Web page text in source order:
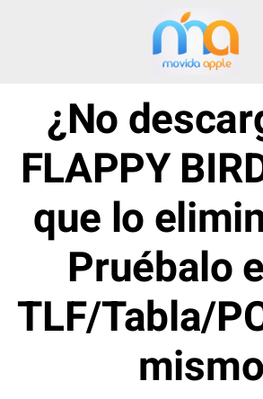
¿No
FLAPPY
que lo
Pruébalo
TLF/Tabla/
mismo